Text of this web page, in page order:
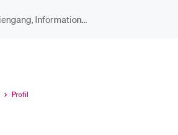
Aktuell
Profil